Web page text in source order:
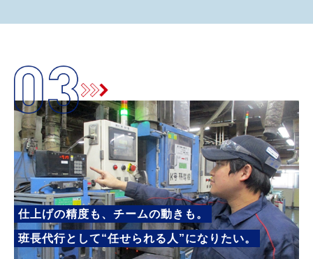
仕上げの精度も、チームの動きも。
班長代行として“任せられる人”になりたい。